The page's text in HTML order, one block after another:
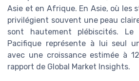
Asie et en Afrique. En Asie, où les
privilégient souvent une peau
sont hautement plébiscités. Le
Pacifique représente à lui seul
avec une croissance estimée à
rapport de Global Market Insights.